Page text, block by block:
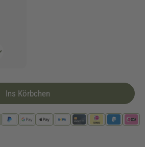
Ins Körbchen